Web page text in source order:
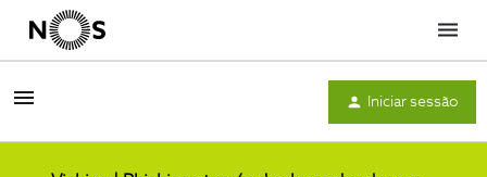
Menu
Iniciar sessão